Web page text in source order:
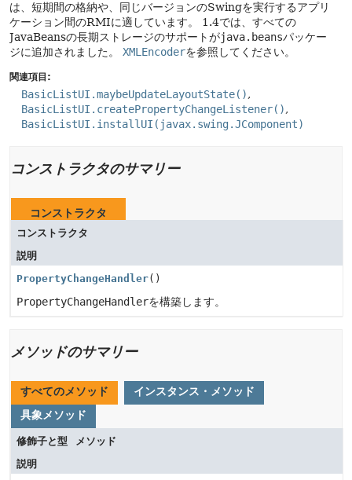
は、短期間の格納や、同じバージョンのSwingを実行するアプリ
ケーション間のRMIに適しています。
1.4では、すべての
JavaBeansの長期ストレージのサポートがjava.beansパッケー
ジに追加されました。
XMLEncoderを参照してください。
関連項目:
BasicListUI.maybeUpdateLayoutState()
BasicListUI.createPropertyChangeListener()
BasicListUI.installUI(javax.swing.JComponent)
コンストラクタのサマリー
コンストラクタ
コンストラクタ
説明
PropertyChangeHandler()
PropertyChangeHandlerを構築します。
メソッドのサマリー
すべてのメソッド
インスタンス・メソッド
具象メソッド
修飾子と型
メソッド
説明